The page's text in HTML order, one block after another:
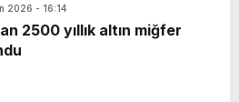
2026 - 16:14
2500 yıllık altın miğfer